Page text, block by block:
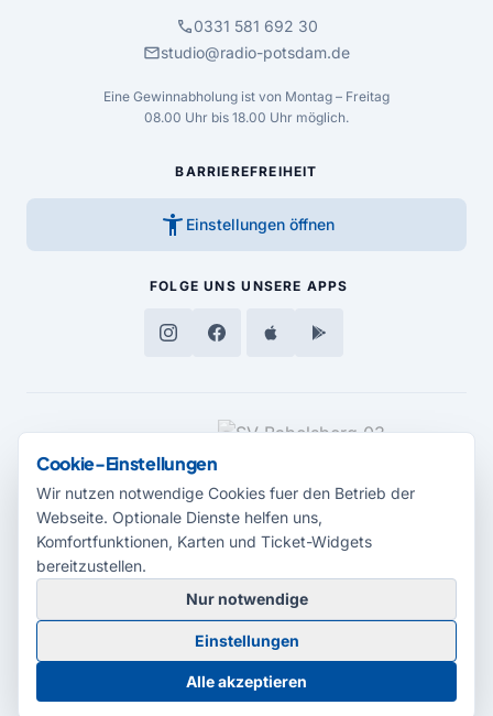
call0331 581 692 30
mailstudio@radio-potsdam.de
Eine Gewinnabholung ist von Montag – Freitag
08.00 Uhr bis 18.00 Uhr möglich.
BARRIEREFREIHEIT
accessibility_new Einstellungen öffnen
FOLGE UNS UNSERE APPS
MEDIENPARTNER
© 2026 Radio Potsdam. Webseite entwickelt durch dieMedienagentur
Babelsberg
BarrierefreiheitserklärungAGBDatenschutzImpressum
Cookie-Einstellungen
Cookie-Einstellungen
Wir nutzen notwendige Cookies fuer den Betrieb der
Webseite. Optionale Dienste helfen uns,
Komfortfunktionen, Karten und Ticket-Widgets
bereitzustellen.
Nur notwendige
Einstellungen
Alle akzeptieren